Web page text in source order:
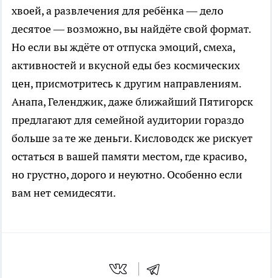
хвоей, а развлечения для ребёнка — дело
десятое — возможно, вы найдёте свой формат.
Но если вы ждёте от отпуска эмоций, смеха,
активностей и вкусной еды без космических
цен, присмотритесь к другим направлениям.
Анапа, Геленджик, даже ближайший Пятигорск
предлагают для семейной аудитории гораздо
больше за те же деньги. Кисловодск же рискует
остаться в вашей памяти местом, где красиво,
но грустно, дорого и неуютно. Особенно если
вам нет семидесяти.